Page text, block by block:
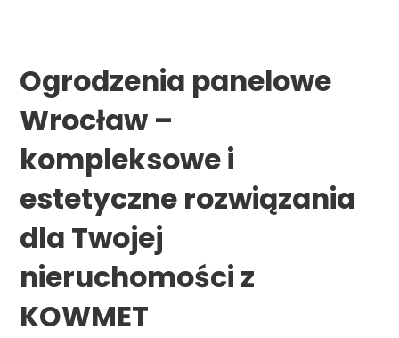
Ogrodzenia panelowe
Wrocław –
kompleksowe i
estetyczne rozwiązania
dla Twojej
nieruchomości z
KOWMET